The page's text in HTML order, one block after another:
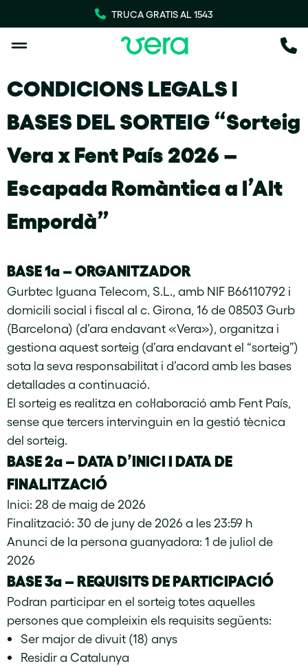
TRUCA GRATIS AL 1543
CONDICIONS LEGALS I
BASES DEL SORTEIG “Sorteig
Vera x Fent País 2026 –
Escapada Romàntica a l’Alt
Empordà”
BASE 1a –ORGANITZADOR
Gurbtec Iguana Telecom, S.L., amb NIF B66110792 i
domicili social i fiscal al c. Girona, 16 de 08503 Gurb
(Barcelona) (d’ara endavant «Vera»), organitza i
gestiona aquest sorteig (d’ara endavant el “sorteig”)
sota la seva responsabilitat i d’acord amb les bases
detallades a continuació.
El sorteig es realitza en col·laboració amb Fent País,
sense que tercers intervinguin en la gestió tècnica
del sorteig.
BASE 2a – DATA D’INICI I DATA DE
FINALITZACIÓ
Inici: 28 de maig de 2026
Finalització: 30 de juny de 2026 a les 23:59 h
Anunci de la persona guanyadora: 1 de juliol de
2026
BASE 3a – REQUISITS DE PARTICIPACIÓ
Podran participar en el sorteig totes aquelles
persones que compleixin els requisits següents:
Ser major de divuit (18) anys
Residir a Catalunya